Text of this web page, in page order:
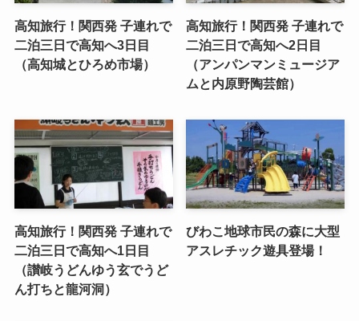
高知旅行！関西発 子連れで
二泊三日で高知へ3日目
（高知城とひろめ市場）
高知旅行！関西発 子連れで
二泊三日で高知へ2日目
（アンパンマンミュージア
ムと内原野陶芸館）
高知旅行！関西発 子連れで
二泊三日で高知へ1日目
（讃岐うどんゆう玄でうど
ん打ちと龍河洞）
びわこ地球市民の森に大型
アスレチック遊具登場！